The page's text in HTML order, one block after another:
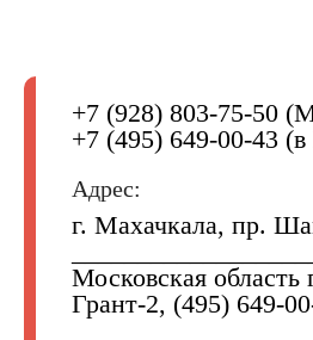
+7 (928) 803-75-50
+7 (495) 649-00-43
Адрес:
г. Махачкала, пр.
Московская
Грант-2, (495) 649-